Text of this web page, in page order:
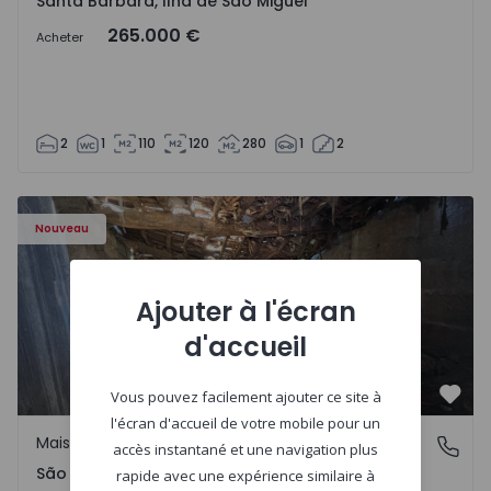
Acheter 265.000 €
2 1 110 120 280 1 2
Nouveau
Maison Vila Real, São Tomé do Castelo e Justes -
São Tomé do Castelo e Justes, Vila Real
Maison Rurale
São Tomé do Castelo e Justes, Vila Real
Ajouter à l'écran
d'accueil
Vous pouvez facilement ajouter ce site à
l'écran d'accueil de votre mobile pour un
accès instantané et une navigation plus
rapide avec une expérience similaire à